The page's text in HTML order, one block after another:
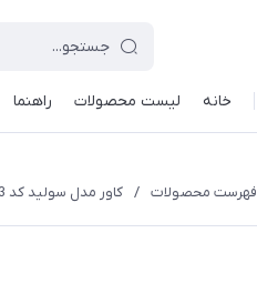
خانه لیست محصولات راهنما
فهرست محصولات / کاور مدل سولید کد a03 طرح عروسکی برجسته مناسب برای گوشی موبایل سامسونگ Galaxy A70